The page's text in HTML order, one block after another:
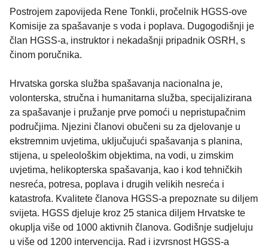
Postrojem zapovijeda Rene Tonkli, pročelnik HGSS-ove
Komisije za spašavanje s voda i poplava. Dugogodišnji je
član HGSS-a, instruktor i nekadašnji pripadnik OSRH, s
činom poručnika.
Hrvatska gorska služba spašavanja nacionalna je,
volonterska, stručna i humanitarna služba, specijalizirana
za spašavanje i pružanje prve pomoći u nepristupačnim
područjima. Njezini članovi obučeni su za djelovanje u
ekstremnim uvjetima, uključujući spašavanja s planina,
stijena, u speleološkim objektima, na vodi, u zimskim
uvjetima, helikopterska spašavanja, kao i kod tehničkih
nesreća, potresa, poplava i drugih velikih nesreća i
katastrofa. Kvalitete članova HGSS-a prepoznate su diljem
svijeta. HGSS djeluje kroz 25 stanica diljem Hrvatske te
okuplja više od 1000 aktivnih članova. Godišnje sudjeluju
u više od 1200 intervencija. Rad i izvrsnost HGSS-a